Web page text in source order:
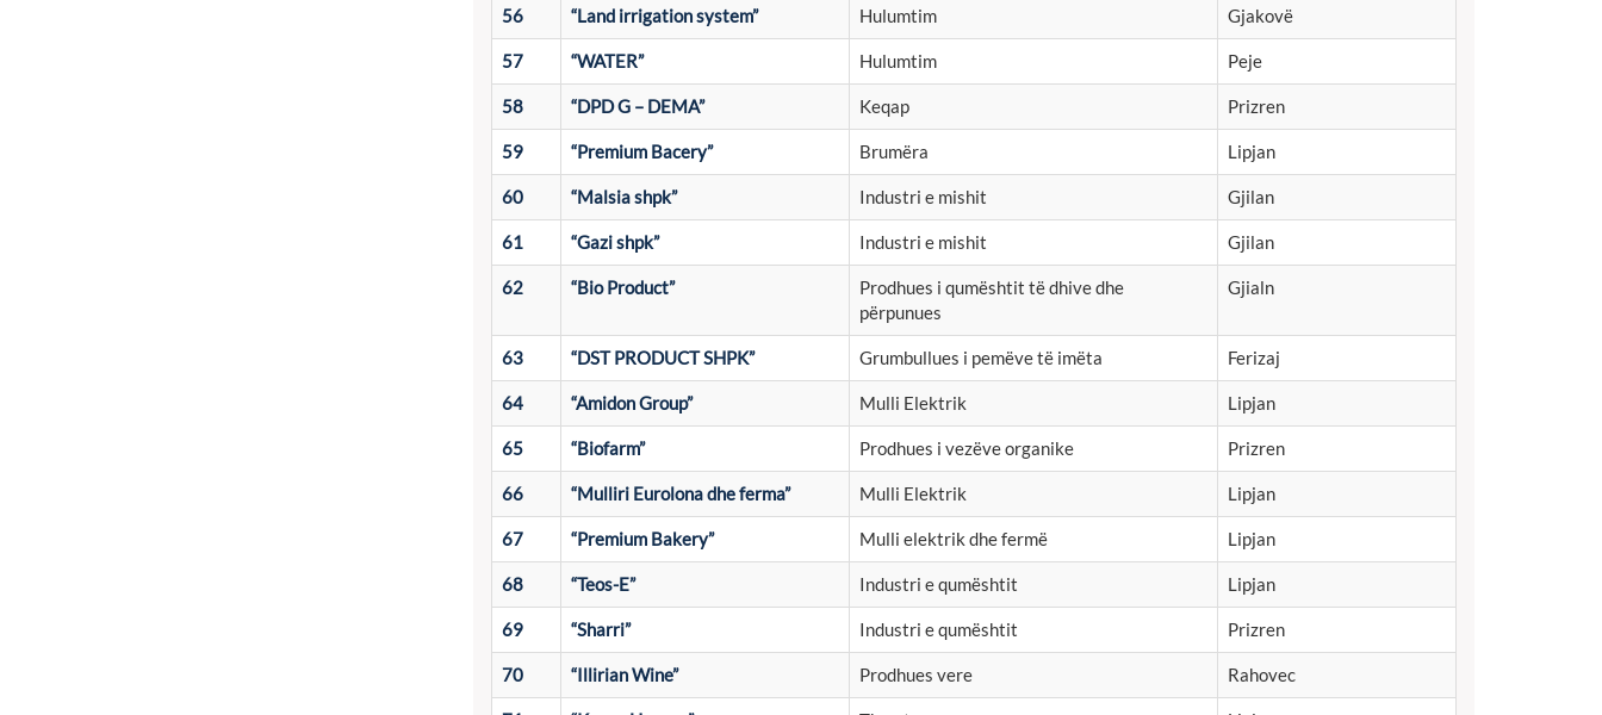
56 “Land irrigation system” Hulumtim Gjakovë
57 “WATER” Hulumtim Peje
58 “DPD G – DEMA” Keqap Prizren
59 “Premium Bacery” Brumëra Lipjan
60 “Malsia shpk” Industri e mishit Gjilan
61 “Gazi shpk” Industri e mishit Gjilan
62 “Bio Product”
Prodhues i qumështit të dhive dhe
përpunues
Gjialn
63 “DST PRODUCT SHPK” Grumbullues i pemëve të imëta Ferizaj
64 “Amidon Group” Mulli Elektrik Lipjan
65 “Biofarm” Prodhues i vezëve organike Prizren
66 “Mulliri Eurolona dhe ferma” Mulli Elektrik Lipjan
67 “Premium Bakery” Mulli elektrik dhe fermë Lipjan
68 “Teos-E” Industri e qumështit Lipjan
69 “Sharri” Industri e qumështit Prizren
70 “Illirian Wine” Prodhues vere Rahovec